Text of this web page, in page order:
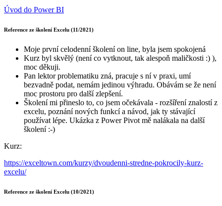
Úvod do Power BI
Reference ze školení Excelu (11/2021)
Moje první celodenní školení on line, byla jsem spokojená
Kurz byl skvělý (není co vytknout, tak alespoň maličkosti :) ),
moc děkuji.
Pan lektor problematiku zná, pracuje s ní v praxi, umí
bezvadně podat, nemám jedinou výhradu. Obávám se že není
moc prostoru pro další zlepšení.
Školení mi přineslo to, co jsem očekávala - rozšíření znalostí z
excelu, poznání nových funkcí a návod, jak ty stávající
používat lépe. Ukázka z Power Pivot mě nalákala na další
školení :-)
Kurz:
https://exceltown.com/kurzy/dvoudenni-stredne-pokrocily-kurz-
excelu/
Reference ze školení Excelu (10/2021)